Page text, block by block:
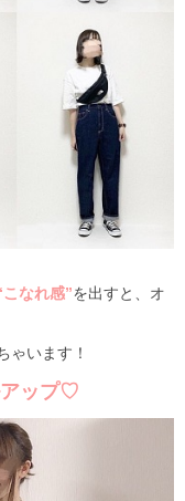
こなれ感”を出すと、オ
ゃいます！
ップ♡